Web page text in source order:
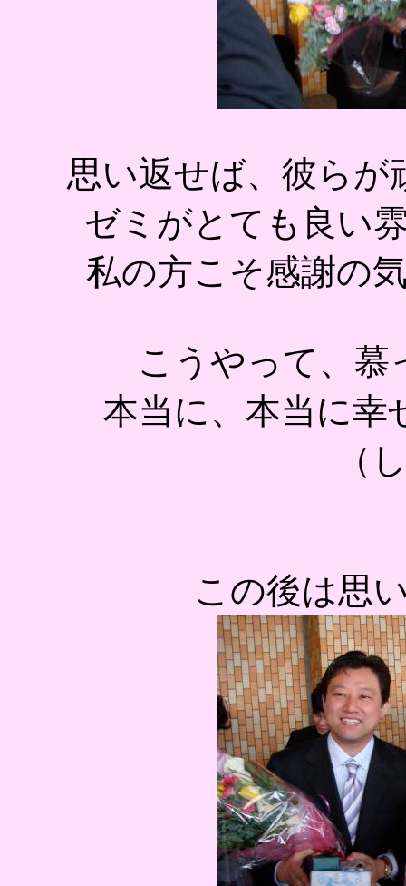
思い返せば、彼らが
ゼミがとても良い
私の方こそ感謝の
こうやって、慕
本当に、本当に幸
（
この後は思